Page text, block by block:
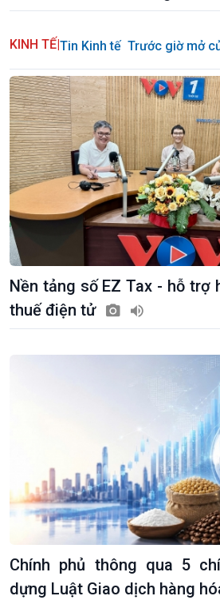
10
Đối
KINH TẾ|Tin Kinh tế Trước giờ mở
Nền tảng số EZ Tax - hỗ trợ
thuế điện tử
Chính phủ thông qua 5
dựng Luật Giao dịch hàng